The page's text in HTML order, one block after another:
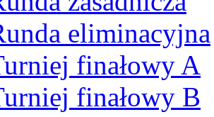
eliminacyjna
finałowy A
finałowy B